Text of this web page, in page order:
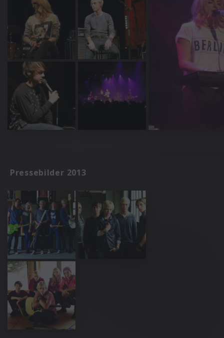
Pressebilder 2013